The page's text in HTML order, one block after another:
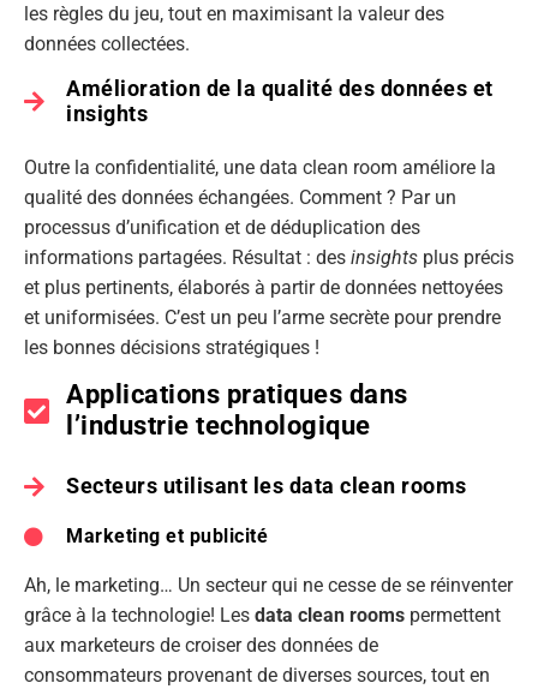
les règles du jeu, tout en maximisant la valeur des
données collectées.
Amélioration de la qualité des données et
insights
Outre la confidentialité, une data clean room améliore la
qualité des données échangées. Comment ? Par un
processus d’unification et de déduplication des
informations partagées. Résultat : des insights plus précis
et plus pertinents, élaborés à partir de données nettoyées
et uniformisées. C’est un peu l’arme secrète pour prendre
les bonnes décisions stratégiques !
Applications pratiques dans
l’industrie technologique
Secteurs utilisant les data clean rooms
Marketing et publicité
Ah, le marketing… Un secteur qui ne cesse de se réinventer
grâce à la technologie! Les data clean rooms permettent
aux marketeurs de croiser des données de
consommateurs provenant de diverses sources, tout en